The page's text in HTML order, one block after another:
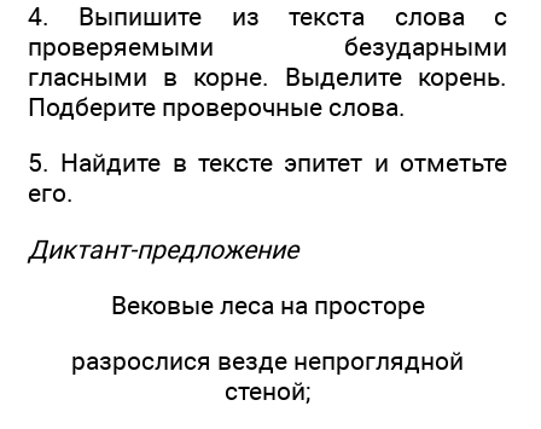
4. Выпишите из текста слова с
проверяемыми безударными
гласными в корне. Выделите корень.
Подберите проверочные слова.
5. Найдите в тексте эпитет и отметьте
его.
Диктант-предложение
Вековые леса на просторе
разрослися везде непроглядной
стеной;